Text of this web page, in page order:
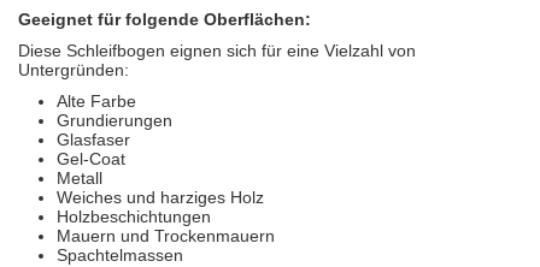
Geeignet für folgende Oberflächen:
Diese Schleifbogen eignen sich für eine Vielzahl von
Untergründen:
Alte Farbe
Grundierungen
Glasfaser
Gel-Coat
Metall
Weiches und harziges Holz
Holzbeschichtungen
Mauern und Trockenmauern
Spachtelmassen